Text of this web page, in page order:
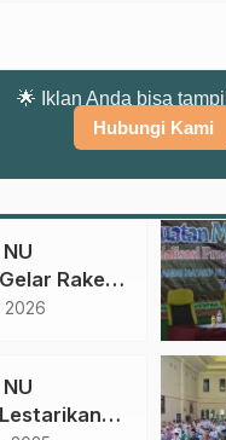
🌟 Iklan Anda bisa
Hubungi Kami
Raker
2026